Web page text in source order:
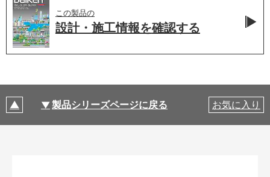
この製品の
設計・施工情報を確認する
製品シリーズページに戻る お気に入り